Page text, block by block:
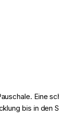
Eine
bis in